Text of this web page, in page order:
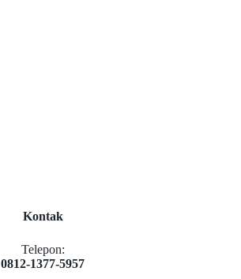
Kontak
Telepon:
0812-1377-5957